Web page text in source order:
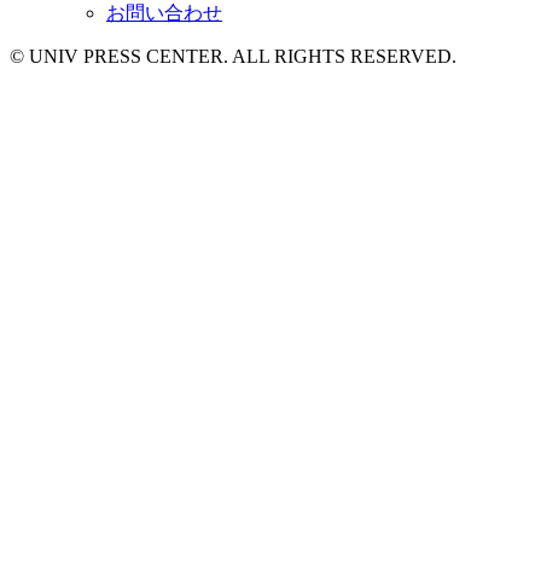
お問い合わせ
© UNIV PRESS CENTER. ALL RIGHTS RESERVED.